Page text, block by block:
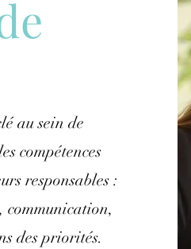
au sein de
compétences
responsables :
des priorités.